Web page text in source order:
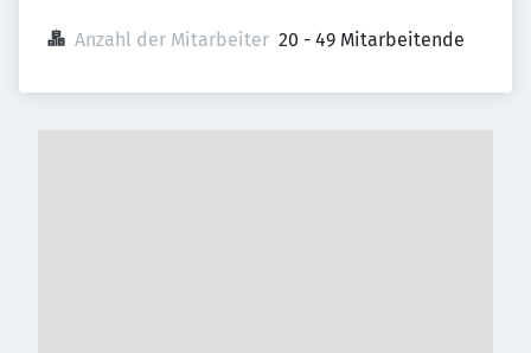
Anzahl der Mitarbeiter 20 - 49 Mitarbeitende